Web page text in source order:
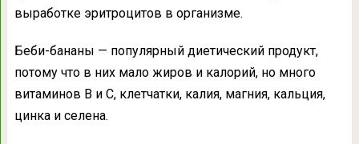
выработке эритроцитов в организме.
Беби-бананы — популярный диетический продукт,
потому что в них мало жиров и калорий, но много
витаминов B и C, клетчатки, калия, магния, кальция,
цинка и селена.